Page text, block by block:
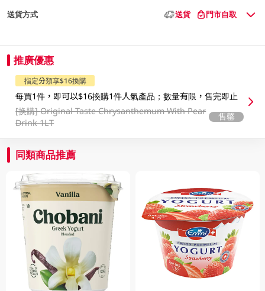
送貨方式 送貨 門市自取
推廣優惠
指定分類享$16換購
每買1件，即可以$16換購1件人氣產品；數量有限，售完即止
[换購]Original Taste Chrysanthemum With Pear
Drink 1LT
售罄
同類商品推薦